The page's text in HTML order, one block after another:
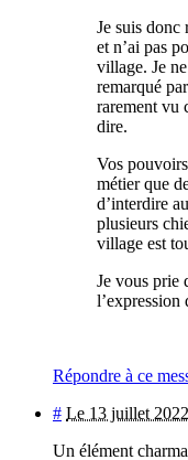
Je suis donc
et n’ai pas
village. Je
remarqué
rarement vu
dire.
Vos
métier que
d’interdire
plusieurs
village est
Je vous prie
l’expression
Répondre à ce
# Le 13 juillet
Un élément